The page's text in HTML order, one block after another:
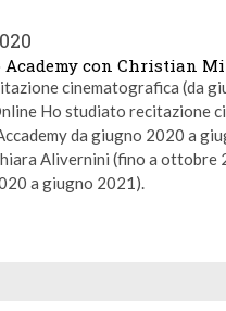
Academy con Christian
cinematografica (da
Ho studiato recitazione
da giugno 2020 a
Alivernini (fino a ottobre
a giugno 2021).
il sito più facile da usare e per
del sito web.